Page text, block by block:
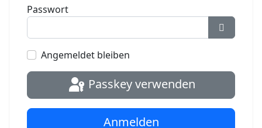
Passwort
Angemeldet bleiben
Passkey verwenden
Anmelden